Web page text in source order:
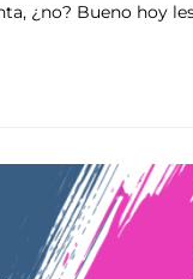
¿no? Bueno hoy